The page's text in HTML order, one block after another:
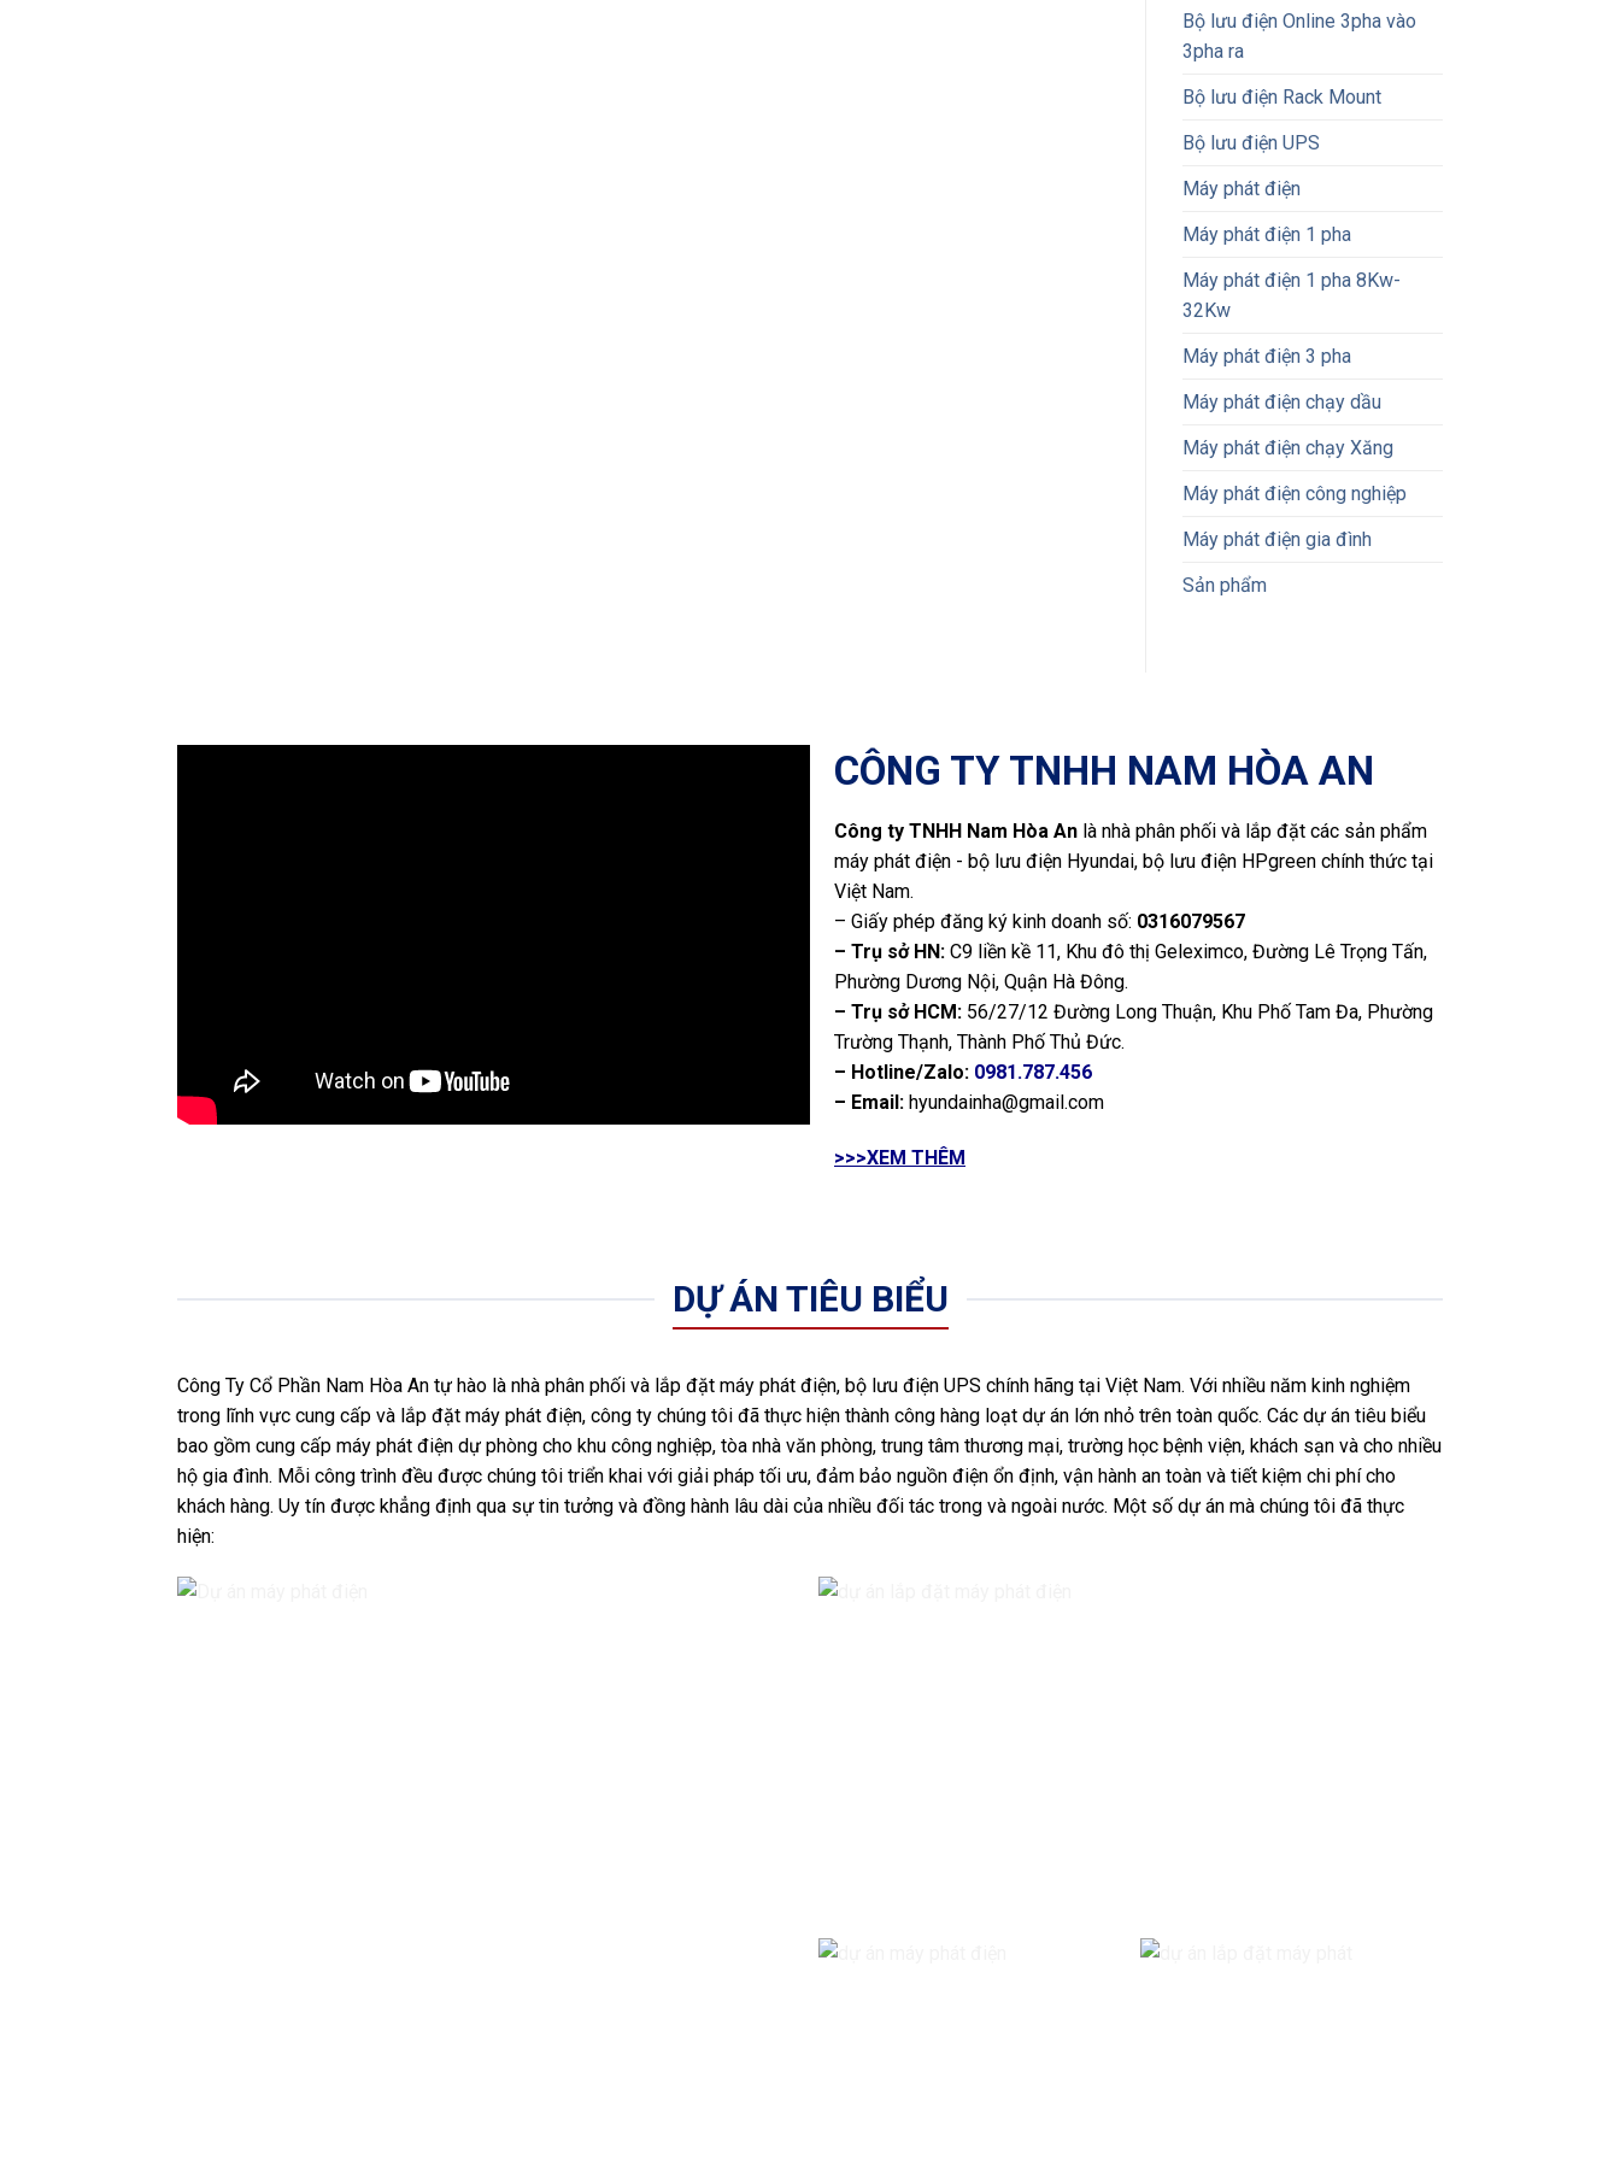
Bộ lưu điện Online 3pha vào
3pha ra
Bộ lưu điện Rack Mount
Bộ lưu điện UPS
Máy phát điện
Máy phát điện 1 pha
Máy phát điện 1 pha 8Kw-
32Kw
Máy phát điện 3 pha
Máy phát điện chạy dầu
Máy phát điện chạy Xăng
Máy phát điện công nghiệp
Máy phát điện gia đình
Sản phẩm
CÔNG TY TNHH NAM HÒA AN
Công ty TNHH Nam Hòa An là nhà phân phối và lắp đặt các sản phẩm
máy phát điện - bộ lưu điện Hyundai, bộ lưu điện HPgreen chính thức tại
Việt Nam.
– Giấy phép đăng ký kinh doanh số: 0316079567
– Trụ sở HN: C9 liền kề 11, Khu đô thị Geleximco, Đường Lê Trọng Tấn,
Phường Dương Nội, Quận Hà Đông.
– Trụ sở HCM: 56/27/12 Đường Long Thuận, Khu Phố Tam Đa, Phường
Trường Thạnh, Thành Phố Thủ Đức.
– Hotline/Zalo: 0981.787.456
– Email: hyundainha@gmail.com
>>>XEM THÊM
DỰ ÁN TIÊU BIỂU
Công Ty Cổ Phần Nam Hòa An tự hào là nhà phân phối và lắp đặt máy phát điện, bộ lưu điện UPS chính hãng tại Việt Nam. Với nhiều năm kinh nghiệm
trong lĩnh vực cung cấp và lắp đặt máy phát điện, công ty chúng tôi đã thực hiện thành công hàng loạt dự án lớn nhỏ trên toàn quốc. Các dự án tiêu biểu
bao gồm cung cấp máy phát điện dự phòng cho khu công nghiệp, tòa nhà văn phòng, trung tâm thương mại, trường học bệnh viện, khách sạn và cho nhiều
hộ gia đình. Mỗi công trình đều được chúng tôi triển khai với giải pháp tối ưu, đảm bảo nguồn điện ổn định, vận hành an toàn và tiết kiệm chi phí cho
khách hàng. Uy tín được khẳng định qua sự tin tưởng và đồng hành lâu dài của nhiều đối tác trong và ngoài nước. Một số dự án mà chúng tôi đã thực
hiện: